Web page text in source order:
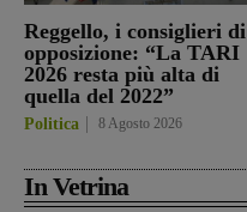
Reggello, i consiglieri di
opposizione: “La TARI
2026 resta più alta di
quella del 2022”
Politica 8 Agosto 2026
In Vetrina